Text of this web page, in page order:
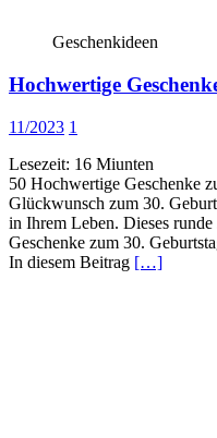
Geschenkideen
Hochwertige
11/2023 1
Lesezeit: 16 Miunten
50 Hochwertige Geschenke
Glückwunsch zum 30.
in Ihrem Leben. Dieses
Geschenke zum 30.
In diesem Beitrag […]